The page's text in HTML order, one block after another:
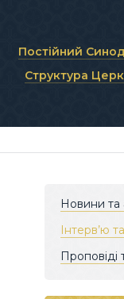
Постійний Синод
Статут Постійного
Структура
Новини та
Інтерв’ю
Проповіді